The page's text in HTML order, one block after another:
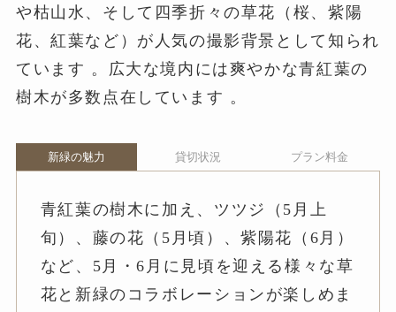
や枯山水、そして四季折々の草花（桜、紫陽
花、紅葉など）が人気の撮影背景として知られ
ています 。広大な境内には爽やかな青紅葉の
樹木が多数点在しています 。
新緑の魅力 貸切状況 プラン料金
青紅葉の樹木に加え、ツツジ（5月上
旬）、藤の花（5月頃）、紫陽花（6月）
など、5月・6月に見頃を迎える様々な草
花と新緑のコラボレーションが楽しめま